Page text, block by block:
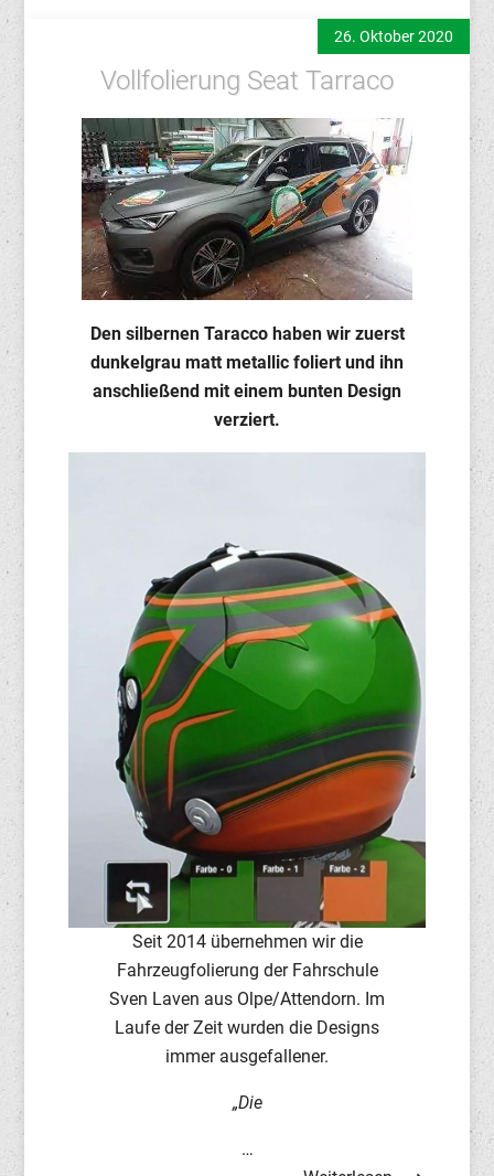
26. Oktober 2020
Vollfolierung Seat Tarraco
Den silbernen Taracco haben wir zuerst
dunkelgrau matt metallic foliert und ihn
anschließend mit einem bunten Design
verziert.
Seit 2014 übernehmen wir die
Fahrzeugfolierung der Fahrschule
Sven Laven aus Olpe/Attendorn. Im
Laufe der Zeit wurden die Designs
immer ausgefallener.
„Die
…